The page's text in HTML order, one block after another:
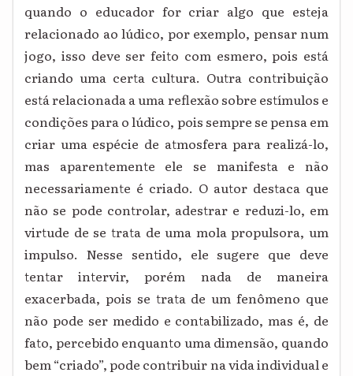
quando o educador for criar algo que esteja
relacionado ao lúdico, por exemplo, pensar num
jogo, isso deve ser feito com esmero, pois está
criando uma certa cultura. Outra contribuição
está relacionada a uma reflexão sobre estímulos e
condições para o lúdico, pois sempre se pensa em
criar uma espécie de atmosfera para realizá-lo,
mas aparentemente ele se manifesta e não
necessariamente é criado. O autor destaca que
não se pode controlar, adestrar e reduzi-lo, em
virtude de se trata de uma mola propulsora, um
impulso. Nesse sentido, ele sugere que deve
tentar intervir, porém nada de maneira
exacerbada, pois se trata de um fenômeno que
não pode ser medido e contabilizado, mas é, de
fato, percebido enquanto uma dimensão, quando
bem “criado”, pode contribuir na vida individual e